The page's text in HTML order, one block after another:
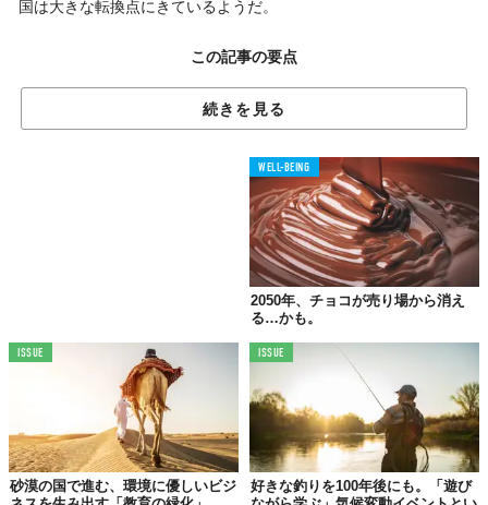
国は大きな転換点にきているようだ。
この記事の要点
・ツバル国民の安全保障と経済支援のため、オーストラリアへの移住が可能になる
オーストラリアが、太平洋に位置する島国ツバルとの新たな協定
を締結した。これにより、気候変動の悪化に伴い、ツバル国民は
オーストラリアへの移住が可能となる。
が伝えたところによると、アンソニー・アルバニージー豪首相
は、この「Falepili協定」を同国史上もっとも重要な太平洋協定で
あると捉えているようだ。
両国の首相は、今月、クック諸島での記者会見にて署名。
「Falepili協定」により、ツバルから年間280人の国民がオースト
ラリアに移住し、修学、就労することができるようになる。
続きを見る
WELL-BEING
2050年、チョコが売り場から消え
る…かも。
ISSUE
砂漠の国で進む、環境に優しいビジ
ISSUE
好きな釣りを100年後にも。「遊び